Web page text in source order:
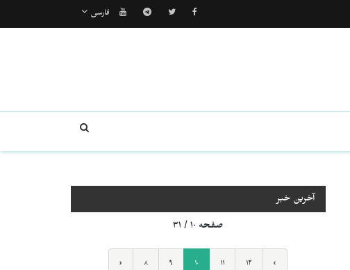
فارسی
آخرین خبر
صفحه ۱۰ / ۳۱
‹ ۸ ۹ ۱۰ ۱۱ ۱۲ ›